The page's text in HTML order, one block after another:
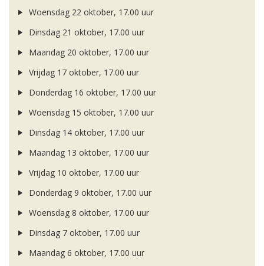
Woensdag 22 oktober, 17.00 uur
Dinsdag 21 oktober, 17.00 uur
Maandag 20 oktober, 17.00 uur
Vrijdag 17 oktober, 17.00 uur
Donderdag 16 oktober, 17.00 uur
Woensdag 15 oktober, 17.00 uur
Dinsdag 14 oktober, 17.00 uur
Maandag 13 oktober, 17.00 uur
Vrijdag 10 oktober, 17.00 uur
Donderdag 9 oktober, 17.00 uur
Woensdag 8 oktober, 17.00 uur
Dinsdag 7 oktober, 17.00 uur
Maandag 6 oktober, 17.00 uur